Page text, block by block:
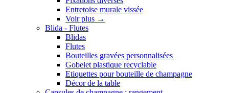
Entretoise murale vissée
Voir plus →
Blida - Flutes
Blidas
Flutes
Bouteilles gravées personnalisées
Gobelet plastique recyclable
Etiquettes pour bouteille de champagne
Décor de la table